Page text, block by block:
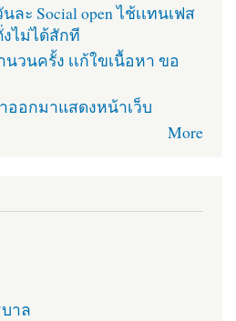
ะ Social open ไช้เเทนเฟส
ไม่ได้สักที
วนครั้ง เเก้ใขเนื้อหา ขอ
ออกมาแสดงหน้าเว็บ
More
าล